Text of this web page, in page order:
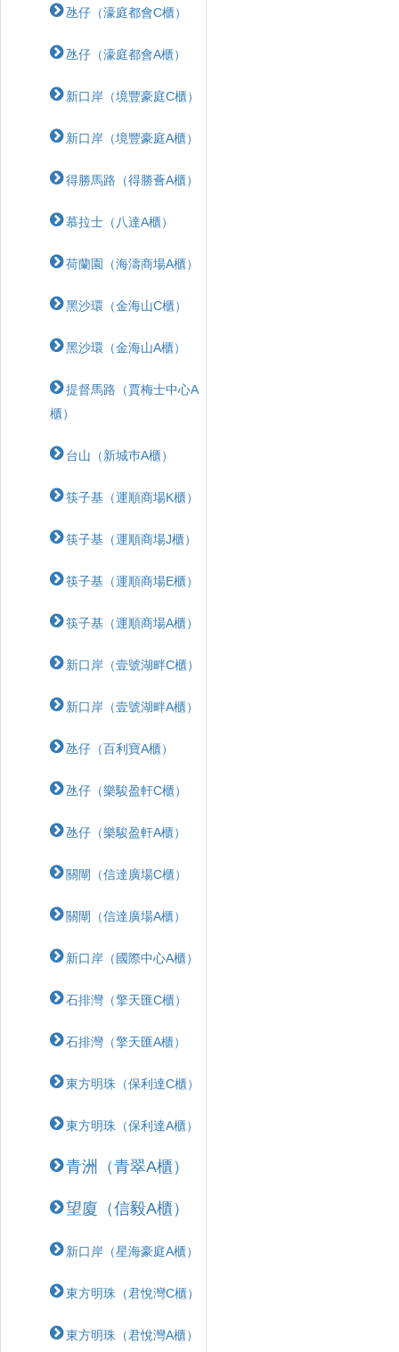
氹仔（濠庭都會C櫃）
氹仔（濠庭都會A櫃）
新口岸（境豐豪庭C櫃）
新口岸（境豐豪庭A櫃）
得勝馬路（得勝薈A櫃）
慕拉士（八達A櫃）
荷蘭園（海濤商場A櫃）
黑沙環（金海山C櫃）
黑沙環（金海山A櫃）
提督馬路（賈梅士中心A
櫃）
台山（新城巿A櫃）
筷子基（運順商場K櫃）
筷子基（運順商場J櫃）
筷子基（運順商場E櫃）
筷子基（運順商場A櫃）
新口岸（壹號湖畔C櫃）
新口岸（壹號湖畔A櫃）
氹仔（百利寶A櫃）
氹仔（樂駿盈軒C櫃）
氹仔（樂駿盈軒A櫃）
關閘（信達廣場C櫃）
關閘（信達廣場A櫃）
新口岸（國際中心A櫃）
石排灣（擎天匯C櫃）
石排灣（擎天匯A櫃）
東方明珠（保利達C櫃）
東方明珠（保利達A櫃）
青洲（青翠A櫃）
望廈（信毅A櫃）
新口岸（星海豪庭A櫃）
東方明珠（君悅灣C櫃）
東方明珠（君悅灣A櫃）